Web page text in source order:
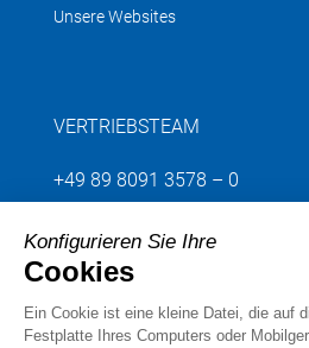
Unsere Websites
VERTRIEBSTEAM
+49 89 8091 3578 – 0
Senden Sie uns Ihre Anfrage
Folgen Sie uns
Konfigurieren Sie Ihre
Cookies
Ein Cookie ist eine kleine Datei, die auf
Festplatte Ihres Computers oder